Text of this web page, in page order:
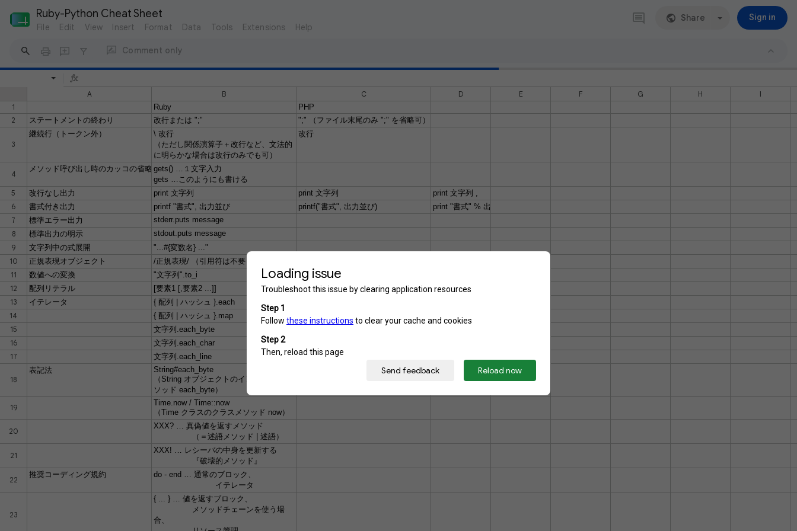
Ruby-Python Cheat Sheet Share Sign in
File Edit View Insert Format Data Tools Extensions Help
Comment only
A B C D E F G H
I
1
Ruby
PHP
2
ステートメントの終わり 改行または ";" ";" （ファイル末尾のみ ";" を省略可）
3
継続行（トークン外）
\ 改行
（ただし関係演算子＋改行など、文法的
に明らかな場合は改行のみでも可）
改行
4
メソッド呼び出し時のカッコの省略 gets() …１文字入力
gets …このようにも書ける
5
改行なし出力 print 文字列 print 文字列
print 文字列 ,
6
書式付き出力 printf "書式", 出力並び printf("書式", 出力並び)
print "書式" % 出力並び
7
標準エラー出力
stderr.puts message
8
標準出力の明示
stdout.puts message
9
文字列中の式展開
"...#{変数名} ..."
10
正規表現オブジェクト
/正規表現/ （引用符は不要）
11
数値への変換 "文字列".to_i
（文脈による自動変換） / (int)"文字列"
12
配列リテラル [要素1 [,要素2 ...]]
←
13
イテレータ
{ 配列 | ハッシュ }.each
14
{ 配列 | ハッシュ }.map
15
文字列.each_byte
16
文字列.each_char
17
文字列.each_line
18
表記法
String#each_byte
（String オブジェクトのインスタンスメ
ソッド each_byte）
19
Time.now / Time::now
（Time クラスのクラスメソッド now）
20
XXX? … 真偽値を返すメソッド
（＝述語メソッド | 述語）
21
XXX! … レシーバの中身を更新する
『破壊的メソッド』
22
推奨コーディング規約
do - end … 通常のブロック、
イテレータ
23
{ ... } … 値を返すブロック、
メソッドチェーンを使う場
合、